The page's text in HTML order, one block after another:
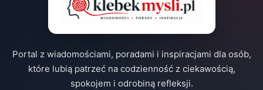
Portal z wiadomościami, poradami i inspiracjami dla osób,
które lubią patrzeć na codzienność z ciekawością,
spokojem i odrobiną refleksji.